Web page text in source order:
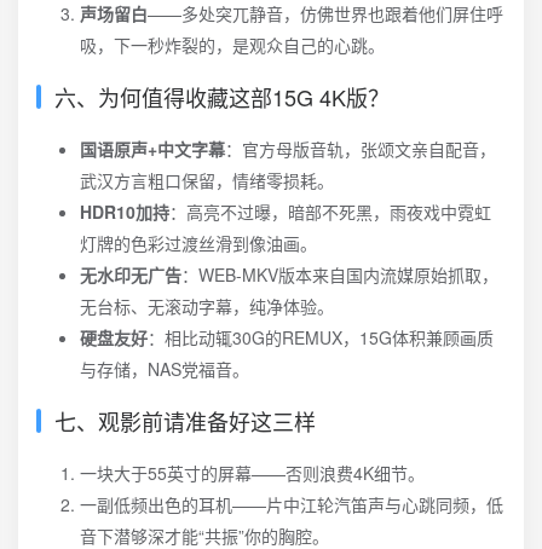
声场留白——多处突兀静音，仿佛世界也跟着他们屏住呼
吸，下一秒炸裂的，是观众自己的心跳。
六、为何值得收藏这部15G 4K版？
国语原声+中文字幕：官方母版音轨，张颂文亲自配音，
武汉方言粗口保留，情绪零损耗。
HDR10加持：高亮不过曝，暗部不死黑，雨夜戏中霓虹
灯牌的色彩过渡丝滑到像油画。
无水印无广告：WEB-MKV版本来自国内流媒原始抓取，
无台标、无滚动字幕，纯净体验。
硬盘友好：相比动辄30G的REMUX，15G体积兼顾画质
与存储，NAS党福音。
七、观影前请准备好这三样
一块大于55英寸的屏幕——否则浪费4K细节。
一副低频出色的耳机——片中江轮汽笛声与心跳同频，低
音下潜够深才能“共振”你的胸腔。